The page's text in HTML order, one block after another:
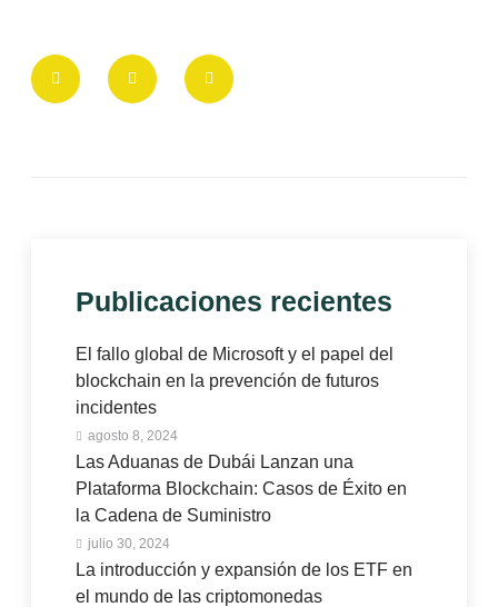
Publicaciones recientes
El fallo global de Microsoft y el papel del
blockchain en la prevención de futuros
incidentes
agosto 8, 2024
Las Aduanas de Dubái Lanzan una
Plataforma Blockchain: Casos de Éxito en
la Cadena de Suministro
julio 30, 2024
La introducción y expansión de los ETF en
el mundo de las criptomonedas